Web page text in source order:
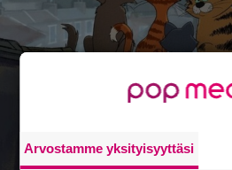
Arvostamme yksityisyyttäsi